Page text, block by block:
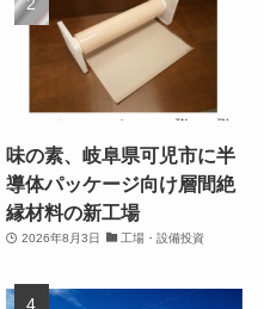
味の素、岐阜県可児市に半
導体パッケージ向け層間絶
縁材料の新工場
2026年8月3日 工場・設備投資